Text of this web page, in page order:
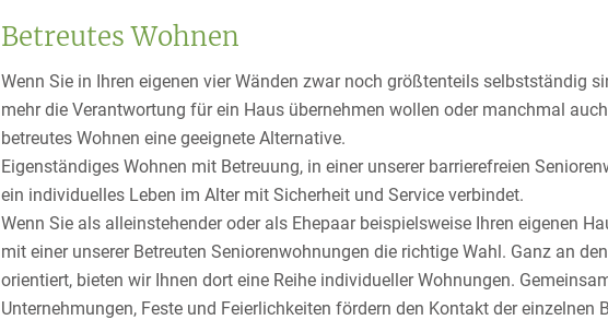
Betreutes Wohnen
Wenn Sie in Ihren eigenen vier Wänden zwar noch größtenteils selbstständig
mehr die Verantwortung für ein Haus übernehmen wollen oder manchmal
betreutes Wohnen eine geeignete Alternative.
Eigenständiges Wohnen mit Betreuung, in einer unserer barrierefreien
ein individuelles Leben im Alter mit Sicherheit und Service verbindet.
Wenn Sie als alleinstehender oder als Ehepaar beispielsweise Ihren eigenen
mit einer unserer Betreuten Seniorenwohnungen die richtige Wahl. Ganz an
orientiert, bieten wir Ihnen dort eine Reihe individueller Wohnungen.
Unternehmungen, Feste und Feierlichkeiten fördern den Kontakt der einzelnen